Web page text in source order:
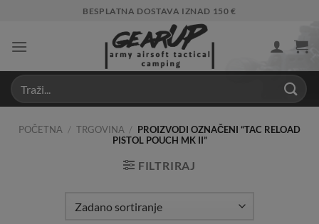
content
BESPLATNA DOSTAVA IZNAD 150 €
POČETNA / TRGOVINA / PROIZVODI OZNAČENI “TAC RELOAD
PISTOL POUCH MK II”
FILTRIRAJ